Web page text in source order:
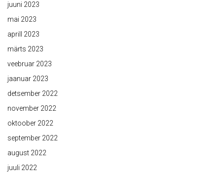
juuni 2023
mai 2023
aprill 2023
märts 2023
veebruar 2023
jaanuar 2023
detsember 2022
november 2022
oktoober 2022
september 2022
august 2022
juuli 2022